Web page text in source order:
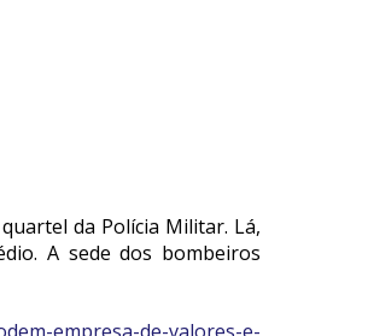
da Polícia Militar. Lá,
A sede dos bombeiros